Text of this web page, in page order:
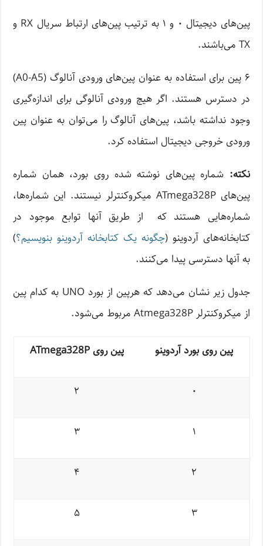
پین‌های دیجیتال ۰ و ۱ به ترتیب پین‌های ارتباط سریال RX و
TX می‌باشند.
۶ پین برای استفاده به عنوان پین‌های ورودی آنالوگ (A0-A5)
در دسترس هستند. اگر هیچ ورودی آنالوگی برای اندازه‌گیری
وجود نداشته باشد، پین‌های آنالوگ را می‌توان به عنوان پین
ورودی خروجی دیجیتال استفاده کرد.
نکته: شماره پین‌های نوشته شده روی بورد، همان شماره
پین‌های ATmega328P میکروکنترلر نیستند. این شماره‌ها،
شماره‌هایی هستند که از طریق آنها توابع موجود در
کتابخانه‌های آردوینو (چگونه یک کتابخانه آردوینو بنویسیم؟)
به آنها دسترسی پیدا می‌کنند.
جدول زیر نشان می‌دهد که هرپین از بورد UNO به کدام پین
از میکروکنترلر Atmega328P مربوط می‌شود.
پین روی بورد آردوینو پین رویATmega328P
۰ ۲
۱ ۳
۲ ۴
۳ ۵